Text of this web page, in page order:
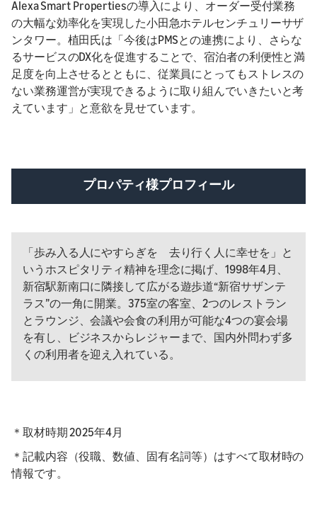
Alexa Smart Propertiesの導入により、オーダー受付業務
の大幅な効率化を実現した小田急ホテルセンチュリーサザ
ンタワー。植田氏は「今後はPMSとの連携により、さらな
るサービスのDX化を促進することで、宿泊者の利便性と満
足度を向上させるとともに、従業員にとってもストレスの
ない業務運営が実現できるように取り組んでいきたいと考
えています」と意欲を見せています。
プロパティ様プロフィール
「歩み入る人にやすらぎを 去り行く人に幸せを」と
いうホスピタリティ精神を理念に掲げ、1998年4月、
新宿駅新南口に隣接して広がる遊歩道“新宿サザンテ
ラス”の一角に開業。375室の客室、2つのレストラン
とラウンジ、会議や会食の利用が可能な4つの宴会場
を有し、ビジネスからレジャーまで、国内外問わず多
くの利用者を迎え入れている。
＊取材時期 2025年4月
＊記載内容（役職、数値、固有名詞等）はすべて取材時の
情報です。